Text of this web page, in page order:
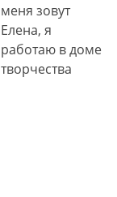
меня зовут
Елена, я
работаю в доме
творчества